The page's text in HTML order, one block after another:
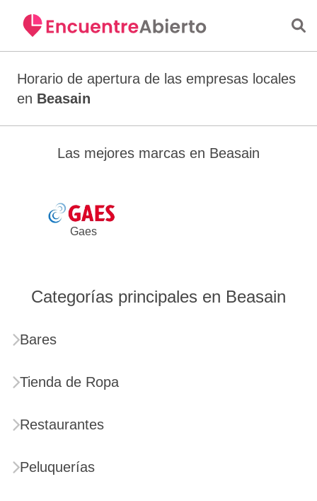
Horario de apertura de las empresas locales
en Beasain
Las mejores marcas en Beasain
Gaes
Categorías principales en Beasain
Bares
Tienda de Ropa
Restaurantes
Peluquerías